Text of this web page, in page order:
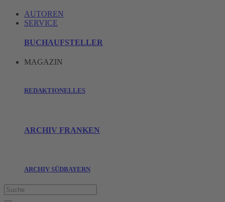
AUTOREN
SERVICE
BUCHAUFSTELLER
MAGAZIN
REDAKTIONELLES
ARCHIV FRANKEN
ARCHIV SÜDBAYERN